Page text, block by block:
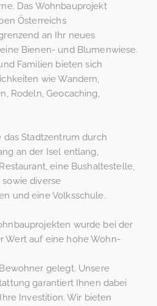
Das Wohnbauprojekt
Österreichs
an Ihr neues
Bienen- und Blumenwiese.
Familien bieten sich
wie Wandern,
Rodeln, Geocaching,
das Stadtzentrum durch
an der Isel entlang,
eine Bushaltestelle,
diverse
und eine Volksschule.
wurde bei der
Wert auf eine hohe Wohn-
gelegt. Unsere
garantiert Ihnen dabei
Investition. Wir bieten